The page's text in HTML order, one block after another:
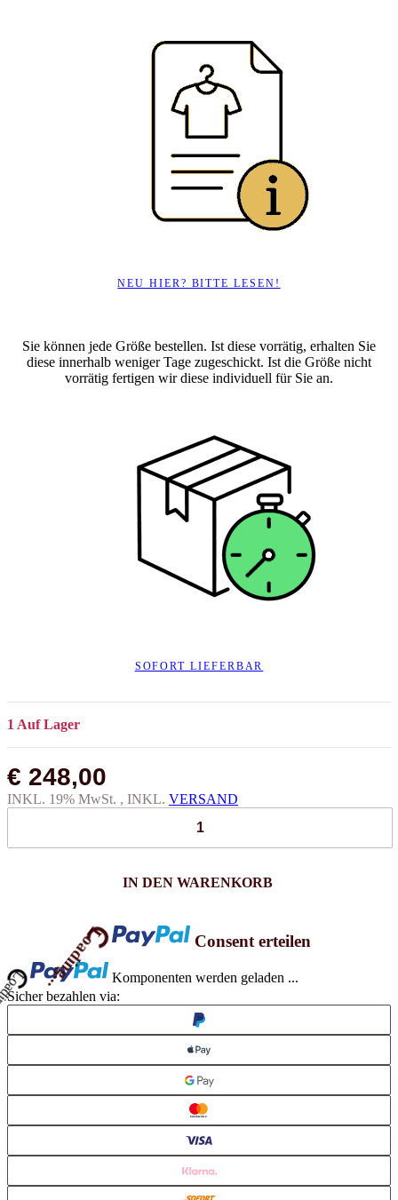
NEU HIER? BITTE LESEN!
Sie können jede Größe bestellen. Ist diese vorrätig, erhalten Sie
diese innerhalb weniger Tage zugeschickt. Ist die Größe nicht
vorrätig fertigen wir diese individuell für Sie an.
SOFORT LIEFERBAR
1 Auf Lager
€ 248,00
INKL. 19% MwSt. , INKL. VERSAND
IN DEN WARENKORB
Loading... Consent erteilen
Loading...
Komponenten werden geladen ...
Sicher bezahlen via: